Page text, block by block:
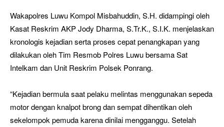
Wakapolres Luwu Kompol Misbahuddin, S.H. didampingi oleh
Kasat Reskrim AKP Jody Dharma, S.Tr.K., S.I.K. menjelaskan
kronologis kejadian serta proses cepat penangkapan yang
dilakukan oleh Tim Resmob Polres Luwu bersama Sat
Intelkam dan Unit Reskrim Polsek Ponrang.
“Kejadian bermula saat pelaku melintas menggunakan sepeda
motor dengan knalpot brong dan sempat dihentikan oleh
sekelompok pemuda karena dinilai mengganggu. Setelah